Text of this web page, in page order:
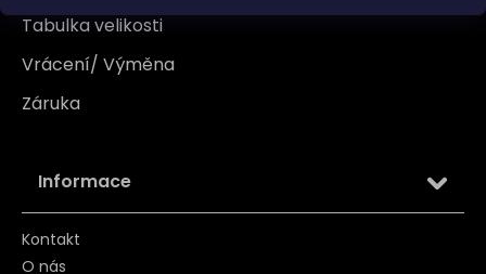
Tabulka velikosti
Vrácení/ Výměna
Záruka
Informace
Kontakt
O nás